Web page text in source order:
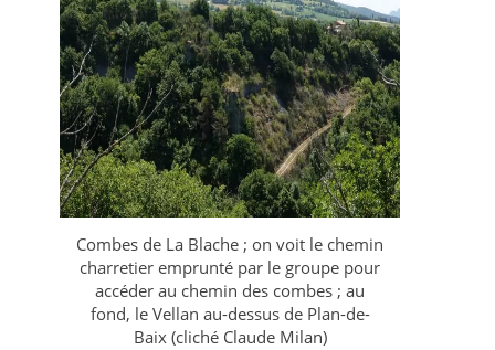
Combes de La Blache ; on voit le chemin
charretier emprunté par le groupe pour
accéder au chemin des combes ; au
fond, le Vellan au-dessus de Plan-de-
Baix (cliché Claude Milan)